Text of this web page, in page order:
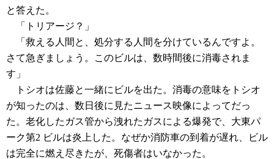
と答えた。
「トリアージ？」
「救える人間と、処分する人間を分けているんですよ。
さて急ぎましょう。このビルは、数時間後に消毒されま
す」
トシオは佐藤と一緒にビルを出た。消毒の意味をトシオ
が知ったのは、数日後に見たニュース映像によってだっ
た。老化したガス管から洩れたガスによる爆発で、大東パ
ーク第2 ビルは炎上した。なぜか消防車の到着が遅れ、ビル
は完全に燃え尽きたが、死傷者はいなかった。